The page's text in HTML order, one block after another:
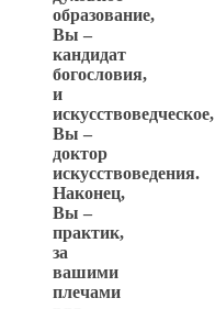
образование,
Вы –
кандидат
богословия,
и
искусствоведческое,
Вы –
доктор
искусствоведения.
Наконец,
Вы –
практик,
за
вашими
плечами